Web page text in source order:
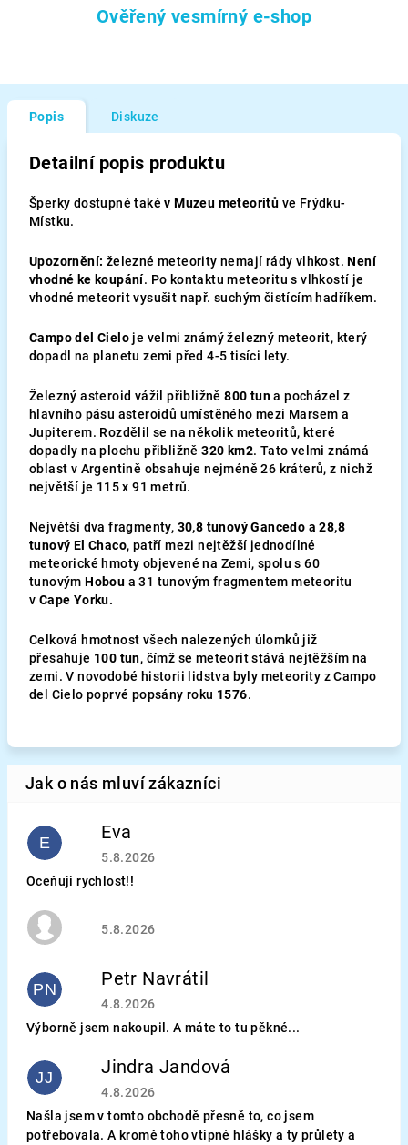
Ověřený vesmírný e-shop
Popis Diskuze
Detailní popis produktu
Šperky dostupné také v Muzeu meteoritů ve Frýdku-
Místku.
Upozornění: železné meteority nemají rády vlhkost. Není
vhodné ke koupání. Po kontaktu meteoritu s vlhkostí je
vhodné meteorit vysušit např. suchým čistícím hadříkem.
Campo del Cielo je velmi známý železný meteorit, který
dopadl na planetu zemi před 4-5 tisíci lety.
Železný asteroid vážil přibližně 800 tun a pocházel z
hlavního pásu asteroidů umístěného mezi Marsem a
Jupiterem. Rozdělil se na několik meteoritů, které
dopadly na plochu přibližně 320 km2. Tato velmi známá
oblast v Argentině obsahuje nejméně 26 kráterů, z nichž
největší je 115 x 91 metrů.
Největší dva fragmenty, 30,8 tunový Gancedo a 28,8
tunový El Chaco, patří mezi nejtěžší jednodílné
meteorické hmoty objevené na Zemi, spolu s 60
tunovým Hobou a 31 tunovým fragmentem meteoritu
v Cape Yorku.
Celková hmotnost všech nalezených úlomků již
přesahuje 100 tun, čímž se meteorit stává nejtěžším na
zemi. V novodobé historii lidstva byly meteority z Campo
del Cielo poprvé popsány roku 1576.
E Eva
Hodnocení obchodu je 5 z 5 hvězdiček.
5.8.2026
Oceňuji rychlost!!
Hodnocení obchodu je 5 z 5 hvězdiček.
5.8.2026
PN Petr Navrátil
Hodnocení obchodu je 5 z 5 hvězdiček.
4.8.2026
Výborně jsem nakoupil. A máte to tu pěkné...
JJ Jindra Jandová
Hodnocení obchodu je 5 z 5 hvězdiček.
4.8.2026
Našla jsem v tomto obchodě přesně to, co jsem
potřebovala. A kromě toho vtipné hlášky a ty průlety a